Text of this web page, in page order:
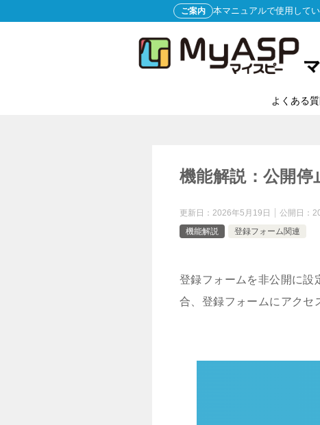
ご案内 本マニュアルで使用して
よくある
機能解説：公開停
更新日： 2026年5月19日 公開日：
機能解説
登録フォーム関連
登録フォームを非公開に設
合、登録フォームにアクセ